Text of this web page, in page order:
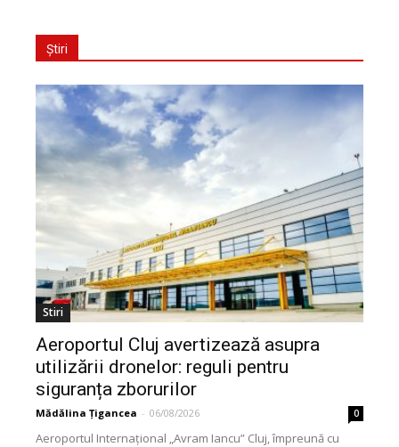
Știri
Stiri
Aeroportul Cluj avertizează asupra
utilizării dronelor: reguli pentru
siguranța zborurilor
Mădălina Țigancea - 06/08/2026 0
Aeroportul Internațional „Avram Iancu” Cluj, împreună cu